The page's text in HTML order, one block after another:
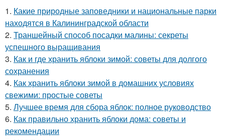
1. Какие природные заповедники и национальные парки
находятся в Калининградской области
2. Траншейный способ посадки малины: секреты
успешного выращивания
3. Как и где хранить яблоки зимой: советы для долгого
сохранения
4. Как хранить яблоки зимой в домашних условиях
свежими: простые советы
5. Лучшее время для сбора яблок: полное руководство
6. Как правильно хранить яблоки дома: советы и
рекомендации